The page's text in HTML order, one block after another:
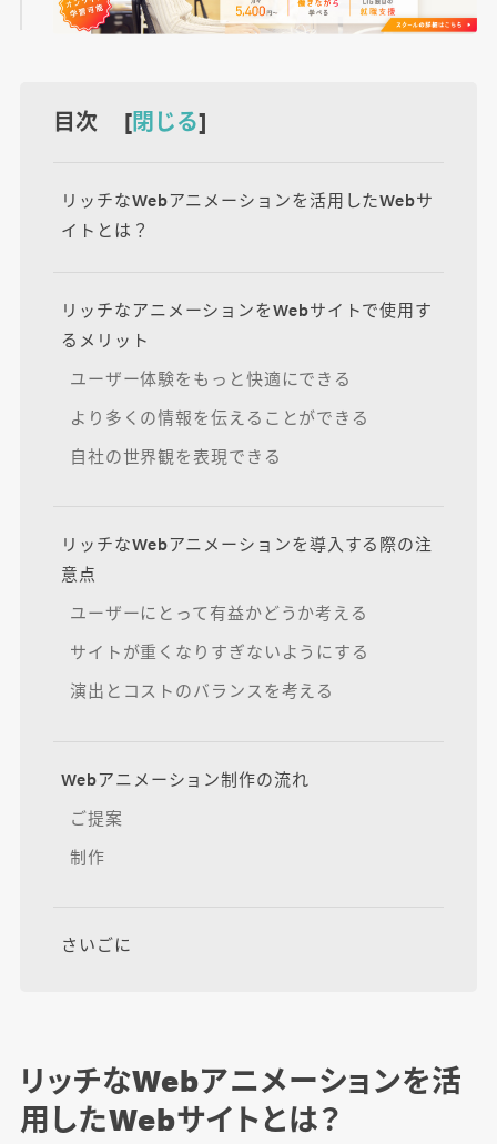
目次 [閉じる]
リッチなWebアニメーションを活用したWebサ
イトとは？
リッチなアニメーションをWebサイトで使用す
るメリット
ユーザー体験をもっと快適にできる
より多くの情報を伝えることができる
自社の世界観を表現できる
リッチなWebアニメーションを導入する際の注
意点
ユーザーにとって有益かどうか考える
サイトが重くなりすぎないようにする
演出とコストのバランスを考える
Webアニメーション制作の流れ
ご提案
制作
さいごに
リッチなWebアニメーションを活
用したWebサイトとは？